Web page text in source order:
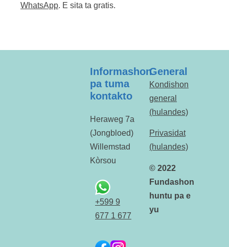
WhatsApp. E sita ta gratis.
Informashon
pa tuma
kontakto
Heraweg 7a
(Jongbloed)
Willemstad
Kòrsou
+599 9
677 1 677
General
Kondishon
general
(hulandes)
Privasidat
(hulandes)
© 2022
Fundashon
huntu pa e
yu